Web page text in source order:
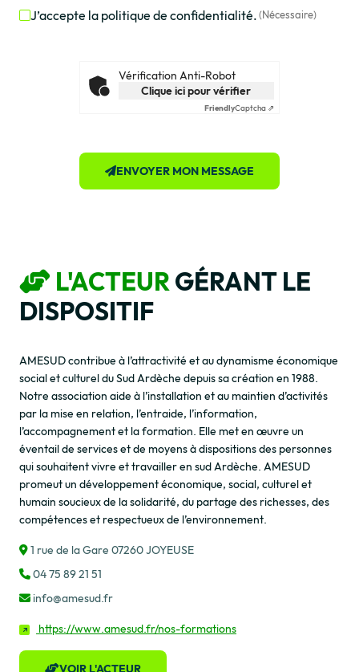
RGPD
J’accepte la politique de confidentialité.(Nécessaire)
Vérification Anti-Robot
Clique ici pour vérifier
FriendlyCaptcha ⇗
ENVOYER MON MESSAGE
L'ACTEURGÉRANT LE
DISPOSITIF
AMESUD contribue à l’attractivité et au dynamisme économique
social et culturel du Sud Ardèche depuis sa création en 1988.
Notre association aide à l’installation et au maintien d’activités
par la mise en relation, l’entraide, l’information,
l’accompagnement et la formation. Elle met en œuvre un
éventail de services et de moyens à dispositions des personnes
qui souhaitent vivre et travailler en sud Ardèche. AMESUD
promeut un développement économique, social, culturel et
humain soucieux de la solidarité, du partage des richesses, des
compétences et respectueux de l’environnement.
1 rue de la Gare 07260 JOYEUSE
04 75 89 21 51
info@amesud.fr
https://www.amesud.fr/nos-formations
VOIR L'ACTEUR